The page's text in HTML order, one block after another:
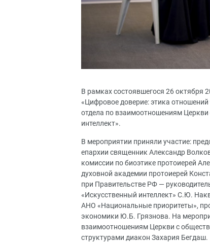
В рамках состоявшегося 26 октября
«Цифровое доверие: этика отношений
отдела по взаимоотношениям
интеллект».
В мероприятии приняли участие:
епархии священник Александр
комиссии по биоэтике протоиерей
духовной академии протоиерей
при Правительстве РФ —
«Искусственный интеллект» С.Ю.
АНО «Национальные приоритеты»,
экономики Ю.Б. Грязнова. На
взаимоотношениям Церкви с
структурами диакон Захария Бегдаш.